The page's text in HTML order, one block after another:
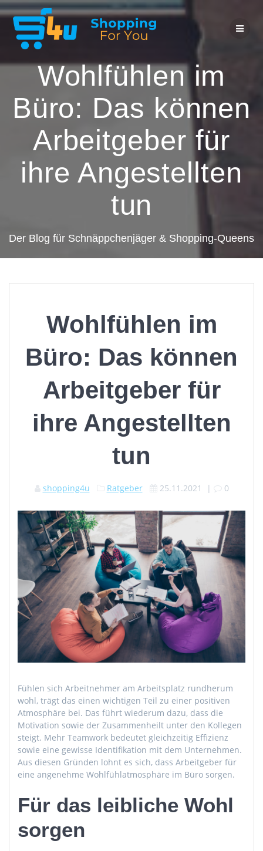
Zum
Inhalt
springen
Wohlfühlen im
Büro: Das können
Arbeitgeber für
ihre Angestellten
tun
Der Blog für Schnäppchenjäger & Shopping-Queens
Wohlfühlen im
Büro: Das können
Arbeitgeber für
ihre Angestellten
tun
shopping4u Ratgeber 25.11.2021 | 0
Fühlen sich Arbeitnehmer am Arbeitsplatz rundherum
wohl, trägt das einen wichtigen Teil zu einer positiven
Atmosphäre bei. Das führt wiederum dazu, dass die
Motivation sowie der Zusammenheilt unter den Kollegen
steigt. Mehr Teamwork bedeutet gleichzeitig Effizienz
sowie eine gewisse Identifikation mit dem Unternehmen.
Aus diesen Gründen lohnt es sich, dass Arbeitgeber für
eine angenehme Wohlfühlatmosphäre im Büro sorgen.
Für das leibliche Wohl
sorgen